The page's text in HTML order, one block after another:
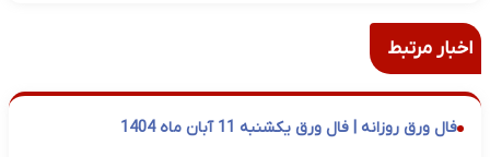
اخبار مرتبط
فال ورق روزانه | فال ورق یکشنبه 11 آبان ماه 1404